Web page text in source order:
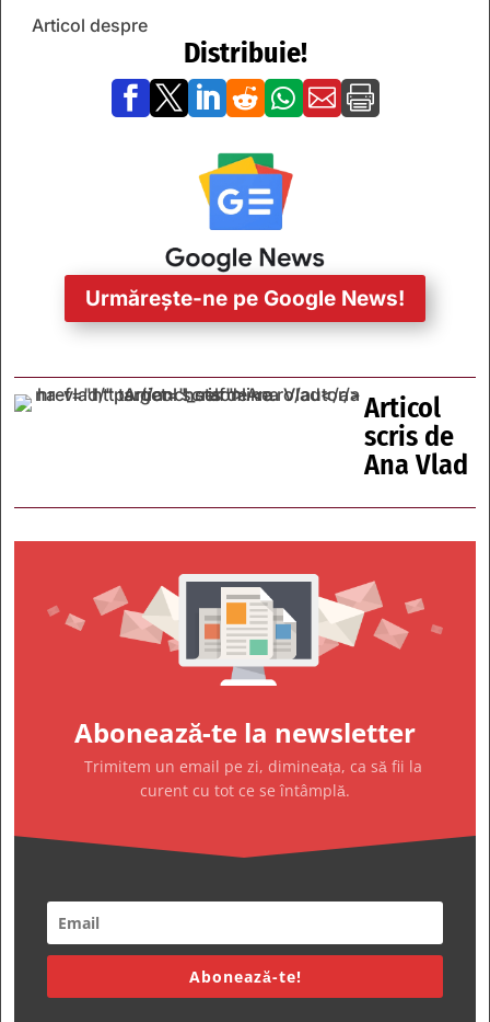
Articol despre
Distribuie!
      
Urmărește-ne pe Google News!
Articol
scris de
Ana Vlad
Abonează-te la newsletter
Trimitem un email pe zi, dimineața, ca să fii la
curent cu tot ce se întâmplă.
Abonează-te!